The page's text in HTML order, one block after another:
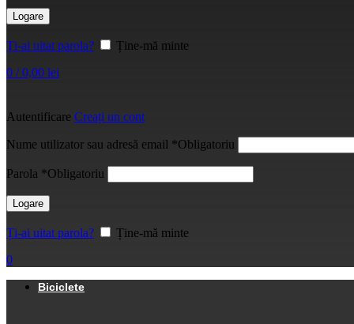
Logare
Ți-ai uitat parola?
Ține-mă minte
0 / 0,00 lei
Autentificare Creați un cont
Nume utilizator sau adresă email *Obligatoriu
Parola *Obligatoriu
Logare
Ți-ai uitat parola?
Ține-mă minte
0
Biciclete